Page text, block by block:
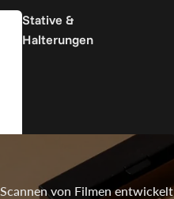
Stative &
Halterungen
von Filmen entwickelt